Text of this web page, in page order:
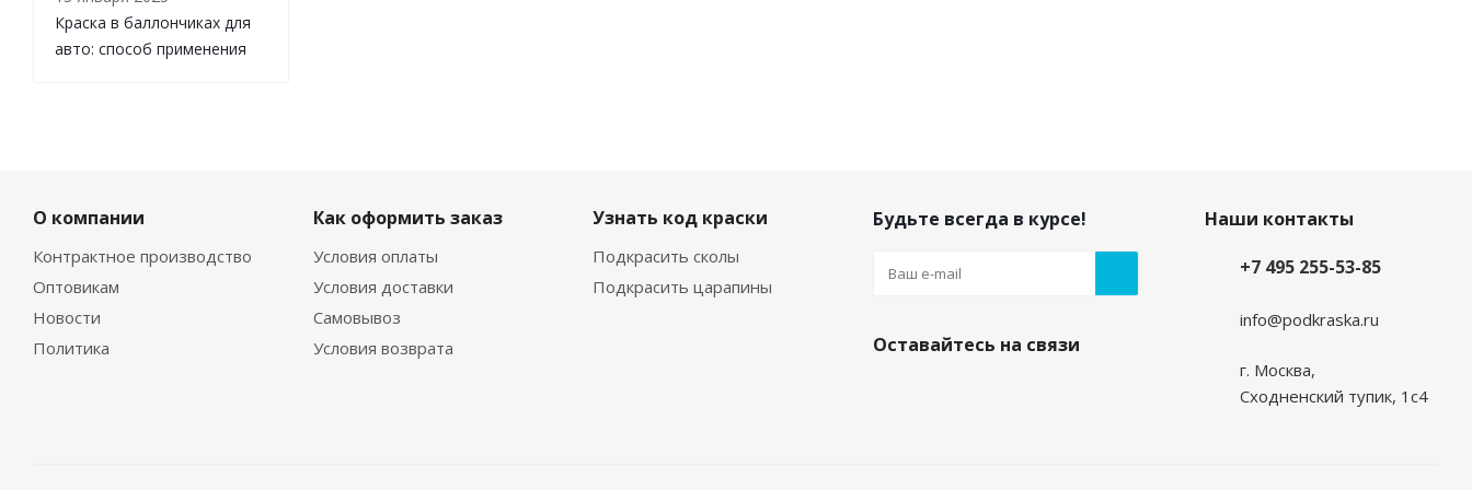
Краска в баллончиках для
авто: способ применения
О компании
Контрактное производство
Оптовикам
Новости
Политика
Как оформить заказ
Условия оплаты
Условия доставки
Самовывоз
Условия возврата
Узнать код краски
Подкрасить сколы
Подкрасить царапины
Будьте всегда в курсе!
Оставайтесь на связи
Наши контакты
+7 495 255-53-85
info@podkraska.ru
г. Москва,
Сходненский тупик, 1с4